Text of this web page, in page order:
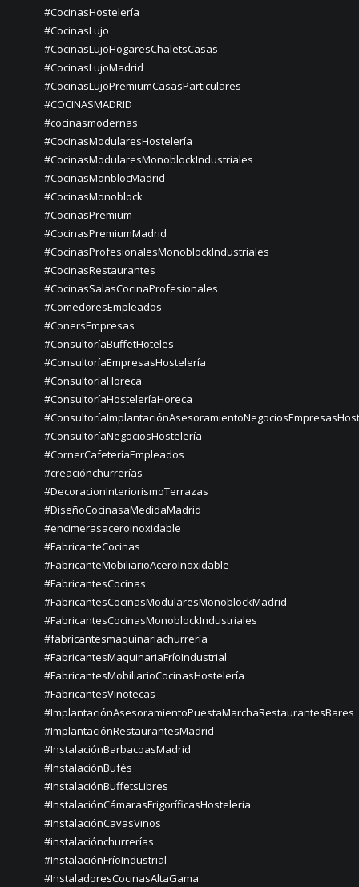
#CocinasHostelería
#CocinasLujo
#CocinasLujoHogaresChaletsCasas
#CocinasLujoMadrid
#CocinasLujoPremiumCasasParticulares
#COCINASMADRID
#cocinasmodernas
#CocinasModularesHostelería
#CocinasModularesMonoblockIndustriales
#CocinasMonblocMadrid
#CocinasMonoblock
#CocinasPremium
#CocinasPremiumMadrid
#CocinasProfesionalesMonoblockIndustriales
#CocinasRestaurantes
#CocinasSalasCocinaProfesionales
#ComedoresEmpleados
#ConersEmpresas
#ConsultoríaBuffetHoteles
#ConsultoríaEmpresasHostelería
#ConsultoríaHoreca
#ConsultoríaHosteleríaHoreca
#ConsultoríaNegociosHostelería
#CornerCafeteríaEmpleados
#creaciónchurrerías
#DecoracionInteriorismoTerrazas
#DiseñoCocinasaMedidaMadrid
#encimerasaceroinoxidable
#FabricanteCocinas
#FabricanteMobiliarioAceroInoxidable
#FabricantesCocinas
#FabricantesCocinasModularesMonoblockMadrid
#FabricantesCocinasMonoblockIndustriales
#fabricantesmaquinariachurrería
#FabricantesMaquinariaFríoIndustrial
#FabricantesMobiliarioCocinasHostelería
#FabricantesVinotecas
#ImplantaciónAsesoramientoPuestaMarchaRestaurantesBares
#ImplantaciónRestaurantesMadrid
#InstalaciónBarbacoasMadrid
#InstalaciónBufés
#InstalaciónBuffetsLibres
#InstalaciónCámarasFrigoríficasHosteleria
#InstalaciónCavasVinos
#instalaciónchurrerías
#InstalaciónFríoIndustrial
#InstaladoresCocinasAltaGama